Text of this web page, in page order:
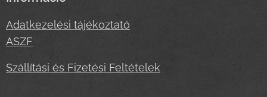
Adatkezelési tájékoztató
ASZF
Szállítási és Fizetési Feltételek